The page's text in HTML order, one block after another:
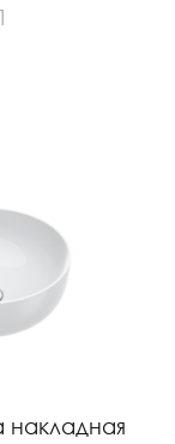
накладная